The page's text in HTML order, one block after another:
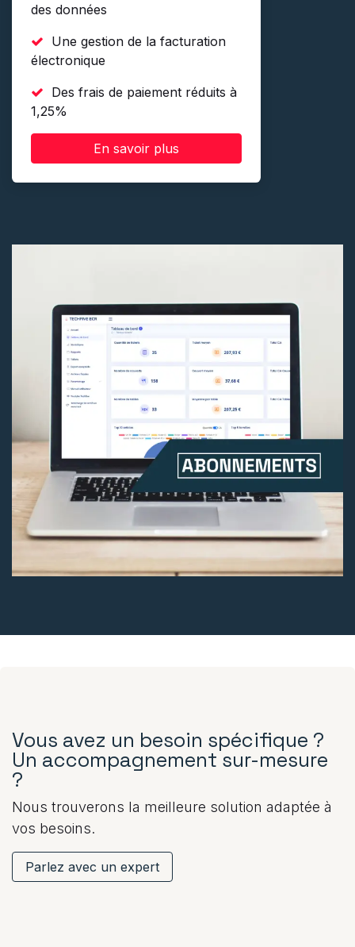
des données
Une gestion de la facturation
électronique
Des frais de paiement réduits à
1,25%
En savoir plus
Vous avez un besoin spécifique ?
Un accompagnement sur-mesure
?
Nous trouverons la meilleure solution adaptée à
vos besoins.
Parlez avec un expert